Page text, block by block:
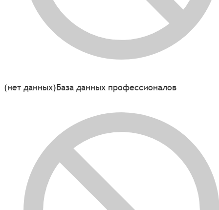
(нет данных)База данных профессионалов